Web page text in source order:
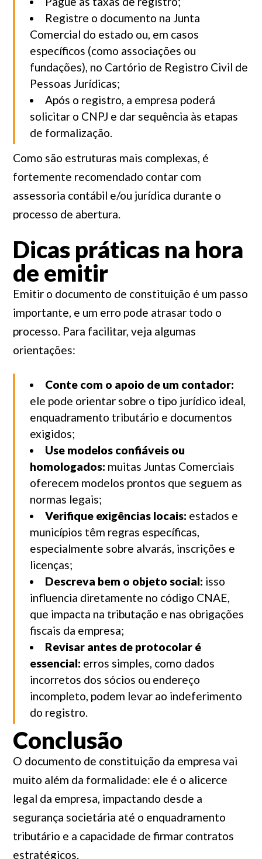
Registre o documento na Junta
Comercial do estado ou, em casos
específicos (como associações ou
fundações), no Cartório de Registro Civil de
Pessoas Jurídicas;
Após o registro, a empresa poderá
solicitar o CNPJ e dar sequência às etapas
de formalização.
Como são estruturas mais complexas, é
fortemente recomendado contar com
assessoria contábil e/ou jurídica durante o
processo de abertura.
Dicas práticas na hora
de emitir
Emitir o documento de constituição é um passo
importante, e um erro pode atrasar todo o
processo. Para facilitar, veja algumas
orientações:
Conte com o apoio de um contador:
ele pode orientar sobre o tipo jurídico ideal,
enquadramento tributário e documentos
exigidos;
Use modelos confiáveis ou
homologados: muitas Juntas Comerciais
oferecem modelos prontos que seguem as
normas legais;
Verifique exigências locais: estados e
municípios têm regras específicas,
especialmente sobre alvarás, inscrições e
licenças;
Descreva bem o objeto social: isso
influencia diretamente no código CNAE,
que impacta na tributação e nas obrigações
fiscais da empresa;
Revisar antes de protocolar é
essencial: erros simples, como dados
incorretos dos sócios ou endereço
incompleto, podem levar ao indeferimento
do registro.
Conclusão
O documento de constituição da empresa vai
muito além da formalidade: ele é o alicerce
legal da empresa, impactando desde a
segurança societária até o enquadramento
tributário e a capacidade de firmar contratos
estratégicos.